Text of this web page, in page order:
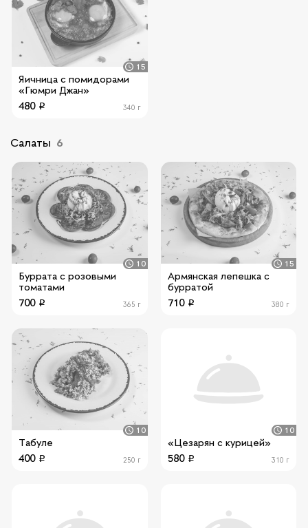
15
Яичница с помидорами
«Гюмри Джан»
480 340 г
Салаты 6
10
Буррата с розовыми
томатами
700 365 г
15
Армянская лепешка с
бурратой
710 380 г
10
Табуле
400 250 г
10
«Цезарян с курицей»
580 310 г